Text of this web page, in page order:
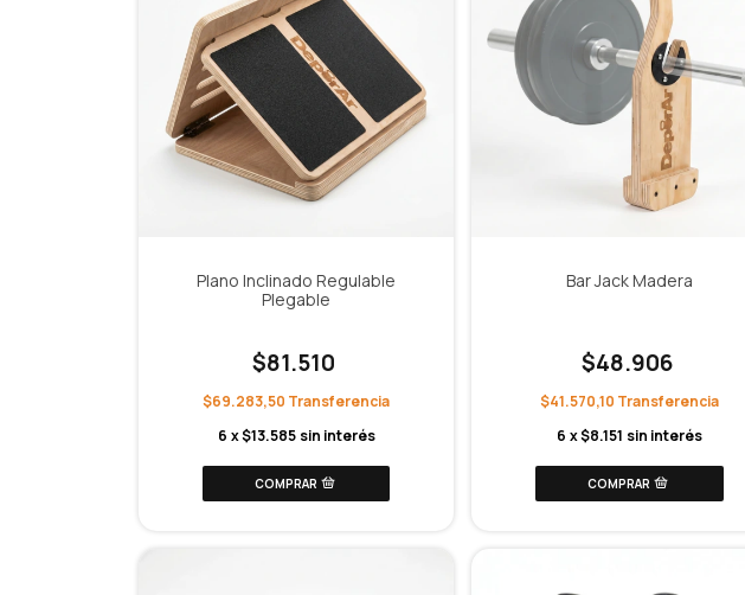
Plano Inclinado Regulable
Plegable
$81.510
$69.283,50
6 x$13.585 sin interés
Bar Jack Madera
$48.906
$41.570,10
6 x$8.151 sin interés